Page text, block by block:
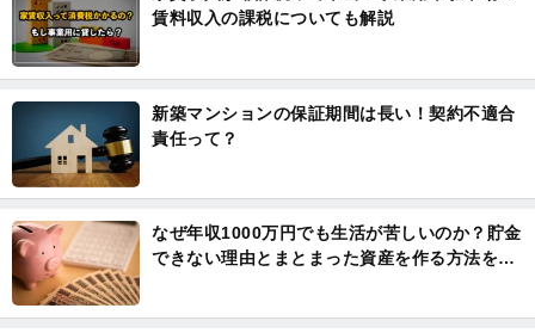
賃料収入の課税についても解説
新築マンションの保証期間は長い！契約不適合
責任って？
なぜ年収1000万円でも生活が苦しいのか？貯金
できない理由とまとまった資産を作る方法を解